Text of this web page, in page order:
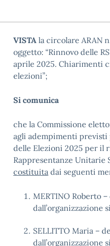
VISTA la circolare ARAN
oggetto: “Rinnovo delle
aprile 2025. Chiarimenti
elezioni”;
Si comunica
che la Commissione
agli adempimenti
delle Elezioni 2025 per il
Rappresentanze Unitarie
costituita dai seguenti
MERTINO Roberto
dall’organizzazione
SELLITTO Maria –
dall’organizzazione